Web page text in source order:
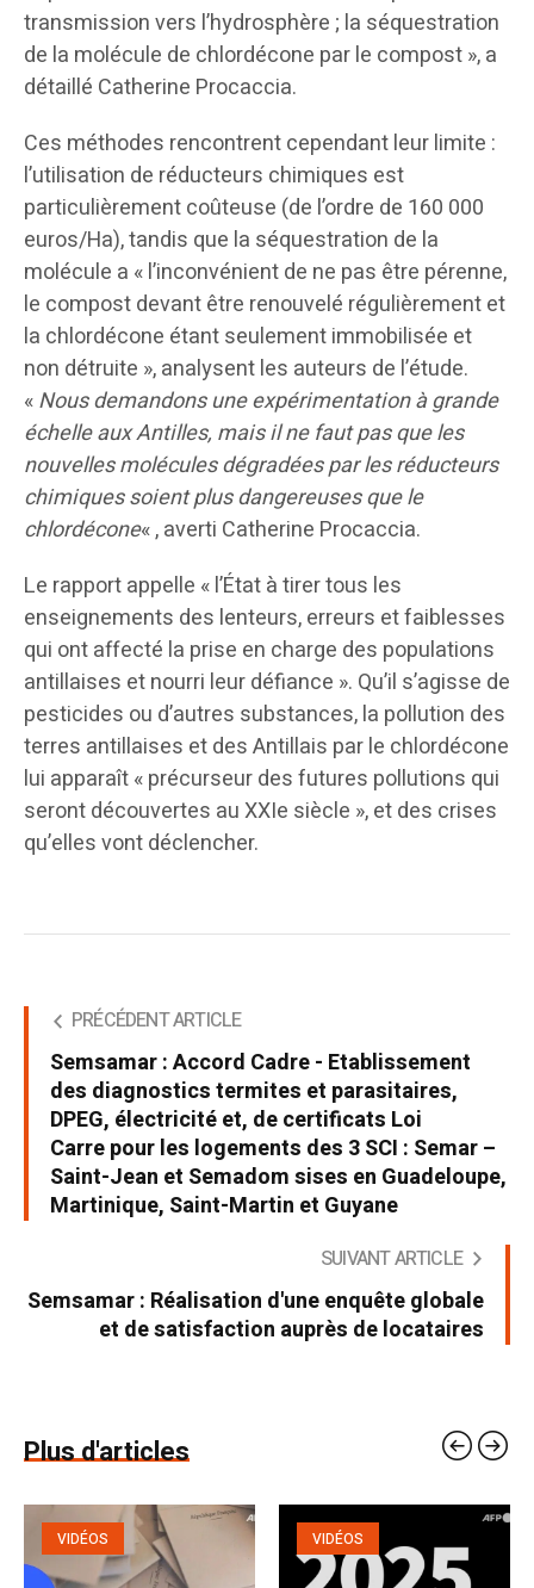
transmission vers l’hydrosphère ; la séquestration
de la molécule de chlordécone par le compost », a
détaillé Catherine Procaccia.
Ces méthodes rencontrent cependant leur limite :
l’utilisation de réducteurs chimiques est
particulièrement coûteuse (de l’ordre de 160 000
euros/Ha), tandis que la séquestration de la
molécule a « l’inconvénient de ne pas être pérenne,
le compost devant être renouvelé régulièrement et
la chlordécone étant seulement immobilisée et
non détruite », analysent les auteurs de l’étude.
«Nous demandons une expérimentation à grande
échelle aux Antilles, mais il ne faut pas que les
nouvelles molécules dégradées par les réducteurs
chimiques soient plus dangereuses que le
chlordécone« , averti Catherine Procaccia.
Le rapport appelle « l’État à tirer tous les
enseignements des lenteurs, erreurs et faiblesses
qui ont affecté la prise en charge des populations
antillaises et nourri leur défiance ». Qu’il s’agisse de
pesticides ou d’autres substances, la pollution des
terres antillaises et des Antillais par le chlordécone
lui apparaît « précurseur des futures pollutions qui
seront découvertes au XXIe siècle », et des crises
qu’elles vont déclencher.
PRÉCÉDENT ARTICLE
Semsamar : Accord Cadre - Etablissement
des diagnostics termites et parasitaires,
DPEG, électricité et, de certificats Loi
Carre pour les logements des 3 SCI : Semar –
Saint-Jean et Semadom sises en Guadeloupe,
Martinique, Saint-Martin et Guyane
SUIVANT ARTICLE
Semsamar : Réalisation d'une enquête globale
et de satisfaction auprès de locataires
Plus d'articles
VIDÉOS VIDÉOS